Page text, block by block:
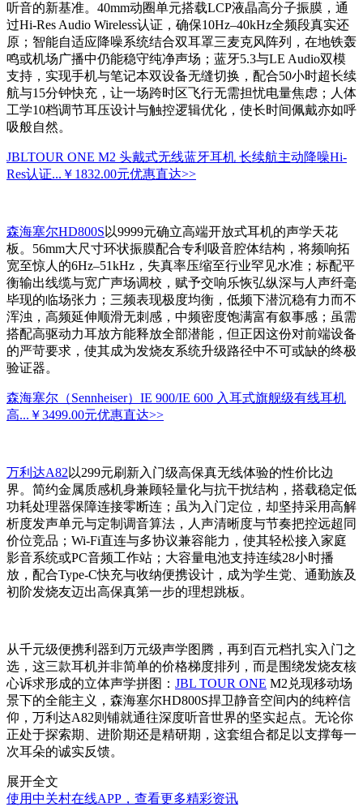
听音的新基准。40mm动圈单元搭载LCP液晶高分子振膜，通
过Hi-Res Audio Wireless认证，确保10Hz–40kHz全频段真实还
原；智能自适应降噪系统结合双耳罩三麦克风阵列，在地铁轰
鸣或机场广播中仍能稳守纯净声场；蓝牙5.3与LE Audio双模
支持，实现手机与笔记本双设备无缝切换，配合50小时超长续
航与15分钟快充，让一场跨时区飞行无需担忧电量焦虑；人体
工学10档调节耳压设计与触控逻辑优化，使长时间佩戴亦如呼
吸般自然。
JBLTOUR ONE M2 头戴式无线蓝牙耳机 长续航主动降噪Hi-
Res认证... ￥1832.00元优惠直达>>
森海塞尔HD800S 以9999元确立高端开放式耳机的声学天花
板。56mm大尺寸环状振膜配合专利吸音腔体结构，将频响拓
宽至惊人的6Hz–51kHz，失真率压缩至行业罕见水准；标配平
衡输出线缆与宽广声场调校，赋予交响乐恢弘纵深与人声纤毫
毕现的临场张力；三频表现极度均衡，低频下潜沉稳有力而不
浑浊，高频延伸顺滑无刺感，中频密度饱满富有叙事感；虽需
搭配高驱动力耳放方能释放全部潜能，但正因这份对前端设备
的严苛要求，使其成为发烧友系统升级路径中不可或缺的终极
验证器。
森海塞尔（Sennheiser）IE 900/IE 600 入耳式旗舰级有线耳机
高... ￥3499.00元优惠直达>>
万利达A82 以299元刷新入门级高保真无线体验的性价比边
界。简约金属质感机身兼顾轻量化与抗干扰结构，搭载稳定低
功耗处理器保障连接零断连；虽为入门定位，却坚持采用高解
析度发声单元与定制调音算法，人声清晰度与节奏把控远超同
价位竞品；Wi-Fi直连与多协议兼容能力，使其轻松接入家庭
影音系统或PC音频工作站；大容量电池支持连续28小时播
放，配合Type-C快充与收纳便携设计，成为学生党、通勤族及
初阶发烧友迈出高保真第一步的理想跳板。
从千元级便携利器到万元级声学图腾，再到百元档扎实入门之
选，这三款耳机并非简单的价格梯度排列，而是围绕发烧友核
心诉求形成的立体声学拼图： JBL TOUR ONE M2兑现移动场
景下的全能主义，森海塞尔HD800S捍卫静音空间内的纯粹信
仰，万利达A82则铺就通往深度听音世界的坚实起点。无论你
正处于探索期、进阶期还是精研期，这套组合都足以支撑每一
次耳朵的诚实反馈。
展开全文
使用中关村在线APP，查看更多精彩资讯